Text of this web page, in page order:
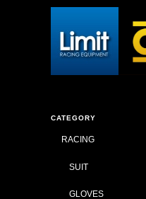
CATEGORY
RACING
SUIT
GLOVES